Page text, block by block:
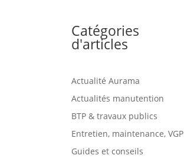
Catégories
d'articles
Actualité Aurama
Actualités manutention
BTP & travaux publics
Entretien, maintenance, VGP
Guides et conseils